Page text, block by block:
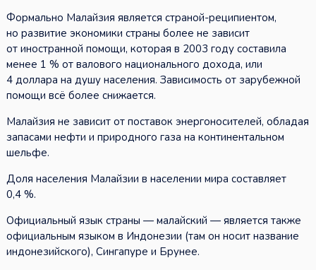
Формально Малайзия является страной-реципиентом,
но развитие экономики страны более не зависит
от иностранной помощи, которая в 2003 году составила
менее 1 % от валового национального дохода, или
4 доллара на душу населения. Зависимость от зарубежной
помощи всё более снижается.
Малайзия не зависит от поставок энергоносителей, обладая
запасами нефти и природного газа на континентальном
шельфе.
Доля населения Малайзии в населении мира составляет
0,4 %.
Официальный язык страны — малайский — является также
официальным языком в Индонезии (там он носит название
индонезийского), Сингапуре и Брунее.